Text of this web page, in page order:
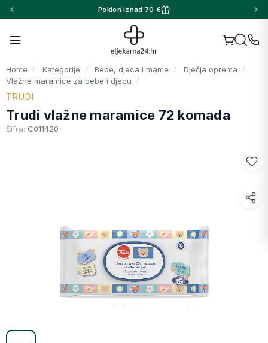
Poklon iznad 70 €
Home Kategorije Bebe, djeca i mame
Dječja oprema
Vlažne maramice za bebe i djecu
TRUDI
Trudi vlažne maramice 72 komada
Šifra: C011420
WhatsApp
X (Twitter)
Email
Kopiraj link